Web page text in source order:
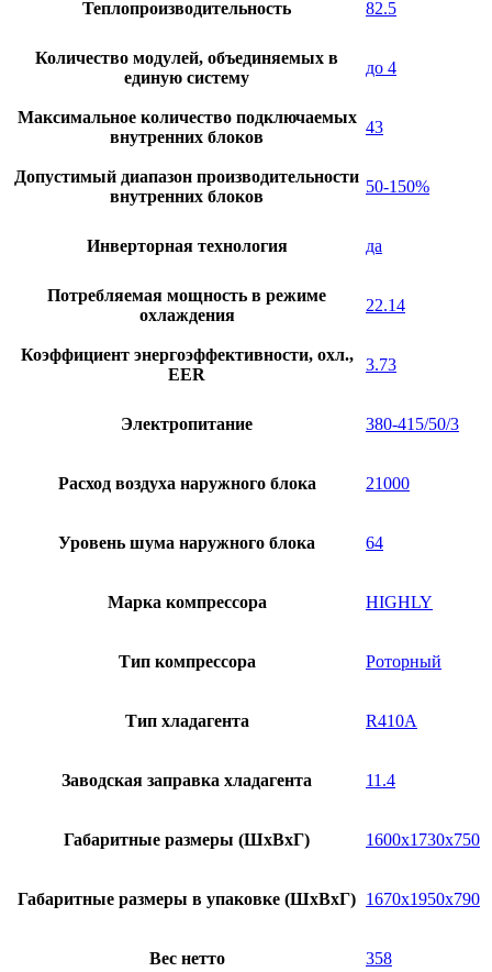
Теплопроизводительность 82.5
Количество модулей, объединяемых в
единую систему
до 4
Максимальное количество подключаемых
внутренних блоков
43
Допустимый диапазон производительности
внутренних блоков
50-150%
Инверторная технология да
Потребляемая мощность в режиме
охлаждения
22.14
Коэффициент энергоэффективности, охл.,
EER
3.73
Электропитание 380-415/50/3
Расход воздуха наружного блока 21000
Уровень шума наружного блока 64
Марка компрессора HIGHLY
Тип компрессора Роторный
Тип хладагента R410A
Заводская заправка хладагента 11.4
Габаритные размеры (ШxВxГ) 1600x1730x750
Габаритные размеры в упаковке (ШxВxГ) 1670x1950x790
Вес нетто 358